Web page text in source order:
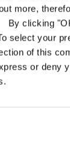
more,
clicking
select your
of this
or deny